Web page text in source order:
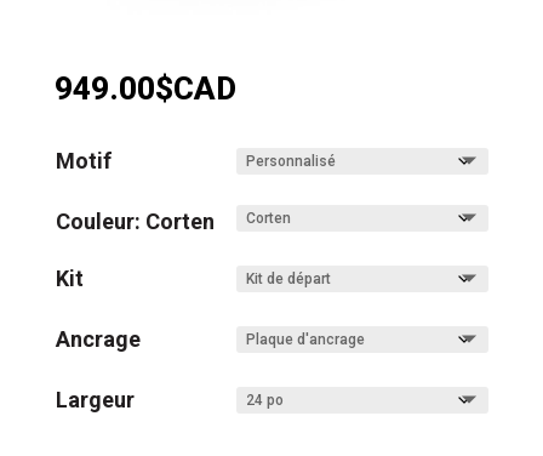
949.00$CAD
Motif
Couleur: Corten
Kit
Ancrage
Largeur